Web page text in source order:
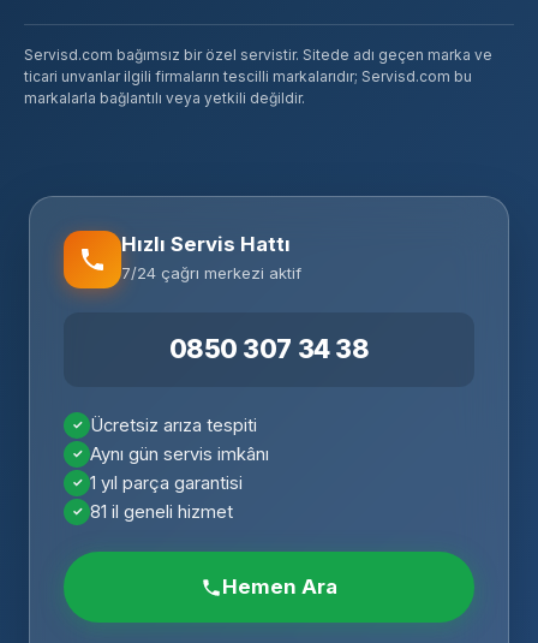
Servisd.com bağımsız bir özel servistir. Sitede adı geçen marka ve
ticari unvanlar ilgili firmaların tescilli markalarıdır; Servisd.com bu
markalarla bağlantılı veya yetkili değildir.
Hızlı Servis Hattı
7/24 çağrı merkezi aktif
0850 307 34 38
Ücretsiz arıza tespiti
Aynı gün servis imkânı
1 yıl parça garantisi
81 il geneli hizmet
Hemen Ara